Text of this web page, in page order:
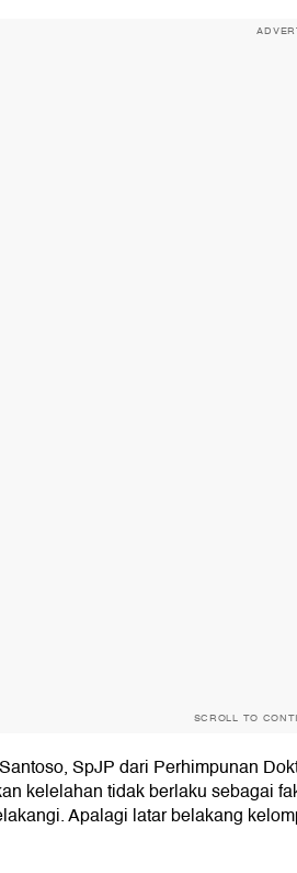
SCROLL TO
SpJP dari Perhimpunan
kelelahan tidak berlaku sebagai
Apalagi latar belakang